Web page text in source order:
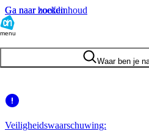
Ga naar hoofdinhoud
Ga naar zoeken
menu
Waar ben je
Veiligheidswaarschuwing: